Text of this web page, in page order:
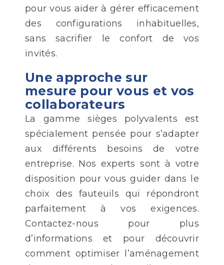
pour vous aider à gérer efficacement
des configurations inhabituelles,
sans sacrifier le confort de vos
invités.
Une approche sur
mesure pour vous et vos
collaborateurs
La gamme sièges polyvalents est
spécialement pensée pour s’adapter
aux différents besoins de votre
entreprise. Nos experts sont à votre
disposition pour vous guider dans le
choix des fauteuils qui répondront
parfaitement à vos exigences.
Contactez-nous pour plus
d’informations et pour découvrir
comment optimiser l’aménagement